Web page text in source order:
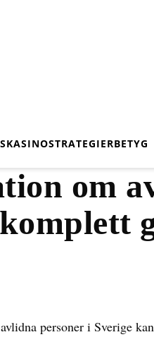
KASINOSTRATEGIERBETYG
om
personer i Sverige